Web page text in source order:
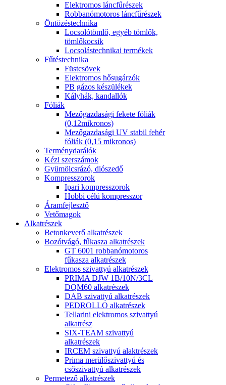
Elektromos láncfűrészek
Robbanómotoros láncfűrészek
Öntözéstechnika
Locsolótömlő, egyéb tömlők,
tömlőkocsik
Locsolástechnikai termékek
Fűtéstechnika
Füstcsövek
Elektromos hősugárzók
PB gázos készülékek
Kályhák, kandallók
Fóliák
Mezőgazdasági fekete fóliák
(0,12mikronos)
Mezőgazdasági UV stabil fehér
fóliák (0,15 mikronos)
Terménydarálók
Kézi szerszámok
Gyümölcsrázó, diószedő
Kompresszorok
Ipari kompresszorok
Hobbi célú kompresszor
Áramfejlesztő
Vetőmagok
Alkatrészek
Betonkeverő alkatrészek
Bozótvágó, fűkasza alkatrészek
GT 6001 robbanómotoros
fűkasza alkatrészek
Elektromos szivattyú alkatrészek
PRIMA DJW 1B/10N/3CL
DQM60 alkatrészek
DAB szivattyú alkatrészek
PEDROLLO alkatrészek
Tellarini elektromos szivattyú
alkatrész
SIX-TEAM szivattyú
alkatrészek
IRCEM szivattyú alaktrészek
Prima merülőszivattyú és
csőszivattyú alkatrészek
Permetező alkatrészek